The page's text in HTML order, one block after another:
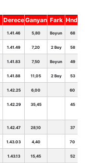
DereceGanyan Fark Hnd.
1.41.46 5,80 Boyun 68
1.41.49 7,20 2 Boy 58
1.41.83 7,50 Boyun 49
1.41.88 11,05 2 Boy 53
1.42.25 6,00 60
1.42.29 35,45 45
1.42.47 28,10 37
1.43.03 4,40 70
1.43.13 15,45 52